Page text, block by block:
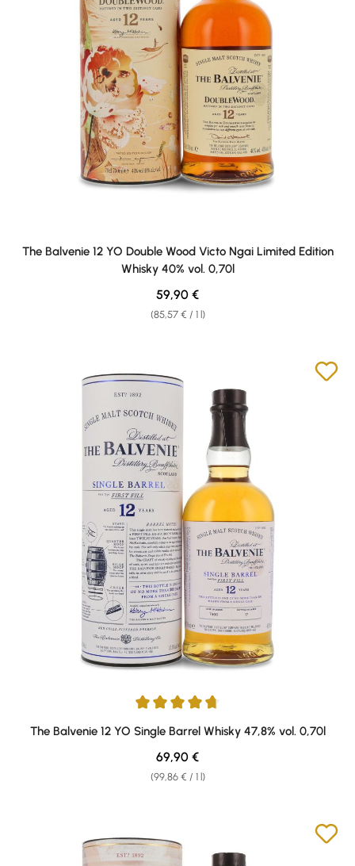
The Balvenie 12 YO Double Wood Victo Ngai Limited Edition
Whisky 40% vol. 0,70l
(85,57 € / 1 l)
Regular price:
59,90 €
Average rating of 4.67 out of 5 stars
The Balvenie 12 YO Single Barrel Whisky 47,8% vol. 0,70l
(99,86 € / 1 l)
Regular price:
69,90 €